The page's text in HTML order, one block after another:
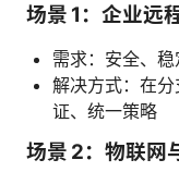
场景 1：企业远
需求：安全、
解决方式：在
证、统一策略
场景 2：物联网